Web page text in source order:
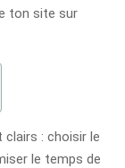
ton site sur
clairs : choisir le
le temps de